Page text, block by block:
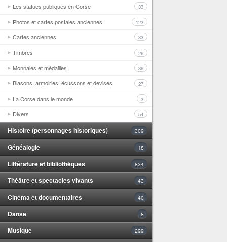
Les statues publiques en Corse 33
Photos et cartes postales anciennes 123
Cartes anciennes 33
Timbres 26
Monnaies et médailles 36
Blasons, armoiries, écussons et devises 27
La Corse dans le monde 3
Divers 54
Histoire (personnages historiques) 309
Généalogie 18
Littérature et bibliothèques 834
Théâtre et spectacles vivants 43
Cinéma et documentaires 40
Danse 8
Musique 299